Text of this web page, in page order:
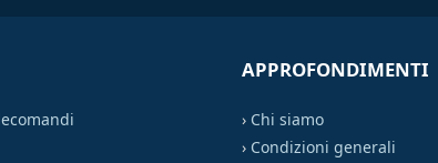
APPROFONDIMENTI
› Chi siamo
› Condizioni generali